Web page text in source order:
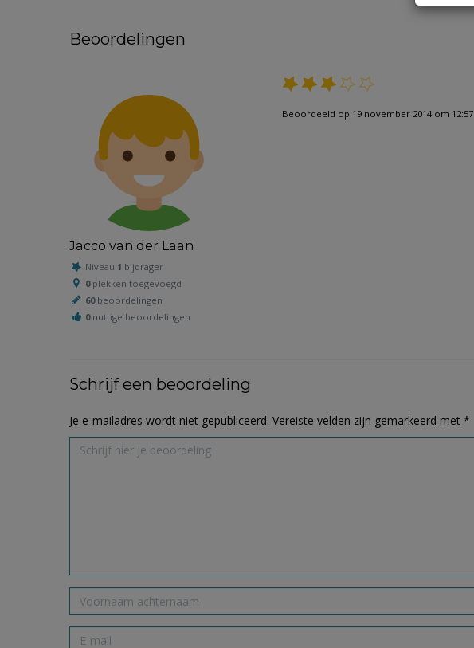
Beoordelingen
Jacco van der Laan
Niveau 1 bijdrager
0plekken toegevoegd
60beoordelingen
0nuttige beoordelingen
Beoordeeld op 19 november 2014 om 12:57
Schrijf een beoordeling
Je e-mailadres wordt niet gepubliceerd. Vereiste velden zijn gemarkeerd met *